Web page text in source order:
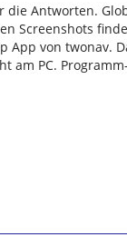
die Antworten.
Screenshots
App von twonav.
am PC.